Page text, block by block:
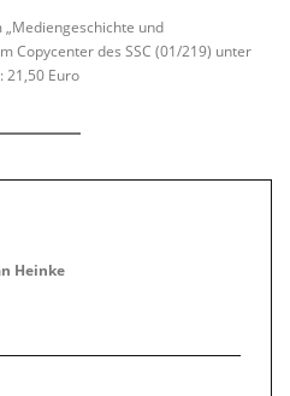
und
Copycenter des SSC (01/219) unter
21,50 Euro
Heinke